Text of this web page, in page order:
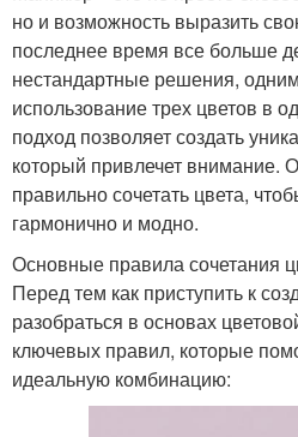
но и возможность выразить
последнее время все больше
нестандартные решения,
использование трех цветов в
подход позволяет создать
который привлечет внимание.
правильно сочетать цвета,
гармонично и модно.
Основные правила сочетания
Перед тем как приступить к
разобраться в основах
ключевых правил, которые
идеальную комбинацию: